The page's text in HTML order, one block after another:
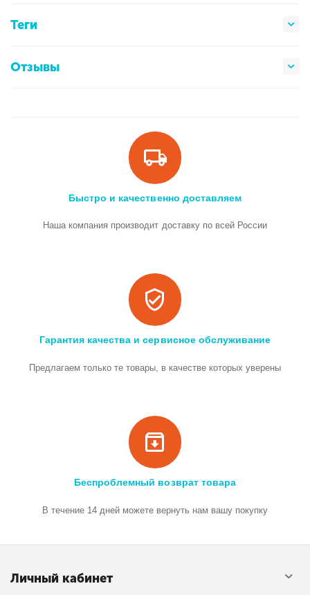
Теги
Отзывы
Быстро и качественно доставляем
Наша компания производит доставку по всей России
Гарантия качества и сервисное обслуживание
Предлагаем только те товары, в качестве которых уверены
Беспроблемный возврат товара
В течение 14 дней можете вернуть нам вашу покупку
Личный кабинет